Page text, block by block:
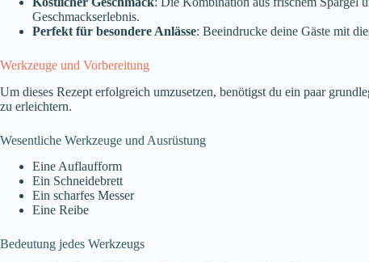
Geschmackserlebnis.
Perfekt für besondere Anlässe: Beeindrucke deine Gäste mit
Werkzeuge und Vorbereitung
Um dieses Rezept erfolgreich umzusetzen, benötigst du ein paar
zu erleichtern.
Wesentliche Werkzeuge und Ausrüstung
Eine Auflaufform
Ein Schneidebrett
Ein scharfes Messer
Eine Reibe
Bedeutung jedes Werkzeugs